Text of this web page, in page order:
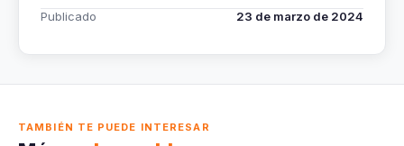
Publicado
23 de marzo de 2024
TAMBIÉN TE PUEDE INTERESAR